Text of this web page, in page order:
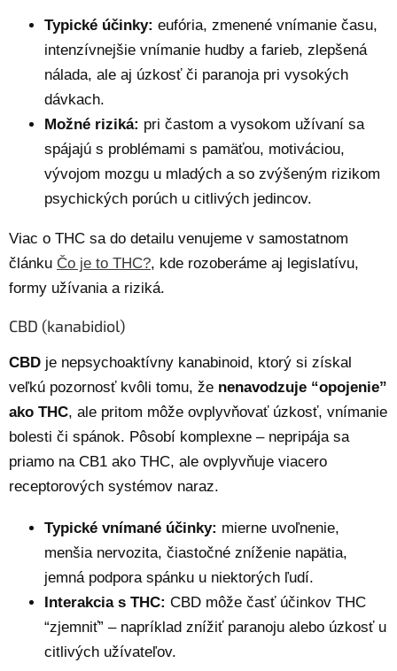
Typické účinky: eufória, zmenené vnímanie času,
intenzívnejšie vnímanie hudby a farieb, zlepšená
nálada, ale aj úzkosť či paranoja pri vysokých
dávkach.
Možné riziká: pri častom a vysokom užívaní sa
spájajú s problémami s pamäťou, motiváciou,
vývojom mozgu u mladých a so zvýšeným rizikom
psychických porúch u citlivých jedincov.
Viac o THC sa do detailu venujeme v samostatnom
článku Čo je to THC?, kde rozoberáme aj legislatívu,
formy užívania a riziká.
CBD (kanabidiol)
CBD je nepsychoaktívny kanabinoid, ktorý si získal
veľkú pozornosť kvôli tomu, že nenavodzuje “opojenie”
ako THC, ale pritom môže ovplyvňovať úzkosť, vnímanie
bolesti či spánok. Pôsobí komplexne – nepripája sa
priamo na CB1 ako THC, ale ovplyvňuje viacero
receptorových systémov naraz.
Typické vnímané účinky: mierne uvoľnenie,
menšia nervozita, čiastočné zníženie napätia,
jemná podpora spánku u niektorých ľudí.
Interakcia s THC: CBD môže časť účinkov THC
“zjemniť” – napríklad znížiť paranoju alebo úzkosť u
citlivých užívateľov.